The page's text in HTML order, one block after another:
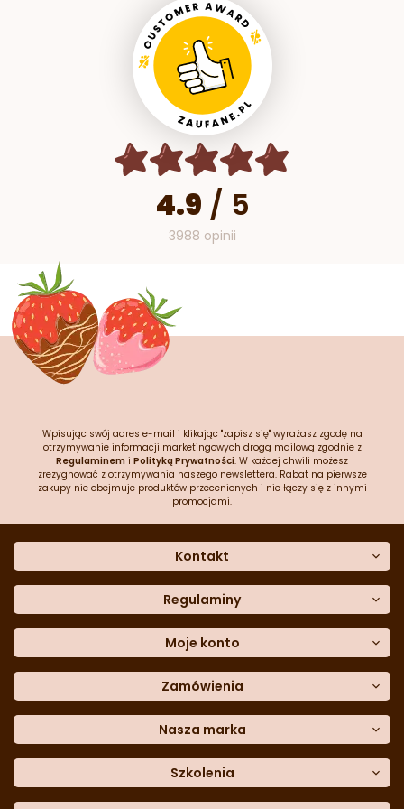
4.9 / 5
3988 opinii
Wpisując swój adres e-mail i klikając "zapisz się" wyrażasz zgodę na
otrzymywanie informacji marketingowych drogą mailową zgodnie z
Regulaminem i Polityką Prywatności. W każdej chwili możesz
zrezygnować z otrzymywania naszego newslettera. Rabat na pierwsze
zakupy nie obejmuje produktów przecenionych i nie łączy się z innymi
promocjami.
Kontakt
Dane kontaktowe
Często zadawane pytania
Sklep stacjonarny
Formularz kontaktowy
Blog
telefon:601 767 272
Regulaminy
Polityka prywatności
Polityka cookies
Polityka reklamacji
Polityka zwrotów
Dostępność cyfrowa
Moje konto
Moje dane
Historia zamówień
Lista ulubionych
Moje rabaty
Zamówienia
Metody płatności
Dane do przelewu
Formularzreklamacji
Formularzzwrotu
Nasza marka
Trio Gelato
CDN
Szkolenia